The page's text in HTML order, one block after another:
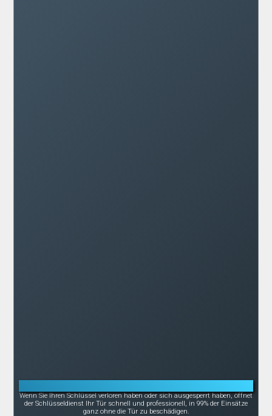
Wenn Sie Ihren Schlüssel verloren haben oder sich ausgesperrt haben, öffnet
der Schlüsseldienst Ihr Tür schnell und professionell, in 99% der Einsätze
ganz ohne die Tür zu beschädigen.